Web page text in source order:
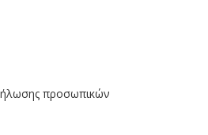
προσωπικών